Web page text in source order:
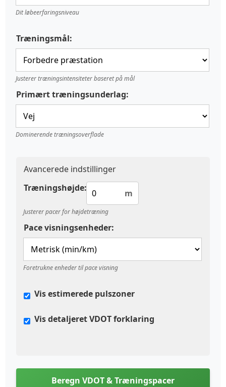
Dit løbeerfaringsniveau
Træningsmål:
Justerer træningsintensiteter baseret på mål
Primært træningsunderlag:
Dominerende træningsoverflade
Avancerede indstillinger
Træningshøjde:
m
Justerer pacer for højdetræning
Pace visningsenheder:
Foretrukne enheder til pace visning
Vis estimerede pulszoner
Vis detaljeret VDOT forklaring
Beregn VDOT & Træningspacer